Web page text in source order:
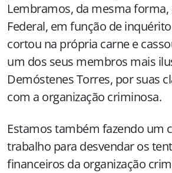
Lembramos, da mesma forma,
Federal, em função de
cortou na própria carne e
um dos seus membros mais
Demóstenes Torres, por suas
com a organização criminosa.
Estamos também fazendo um
trabalho para desvendar os
financeiros da organização